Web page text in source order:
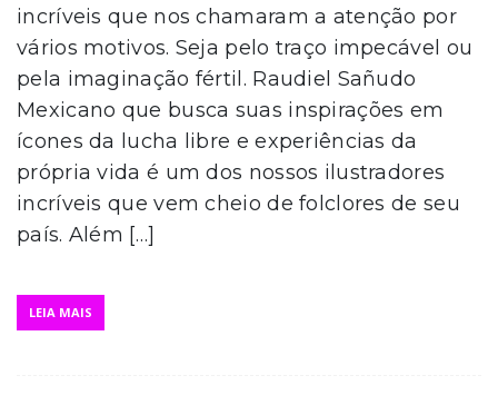
incríveis que nos chamaram a atenção por
vários motivos. Seja pelo traço impecável ou
pela imaginação fértil. Raudiel Sañudo
Mexicano que busca suas inspirações em
ícones da lucha libre e experiências da
própria vida é um dos nossos ilustradores
incríveis que vem cheio de folclores de seu
país. Além […]
LEIA MAIS